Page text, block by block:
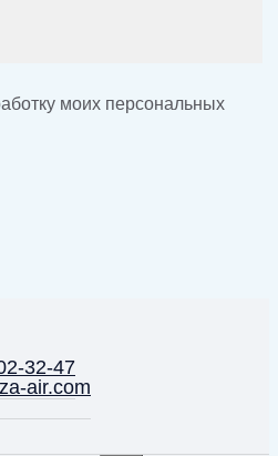
моих персональных
32-47
air.com